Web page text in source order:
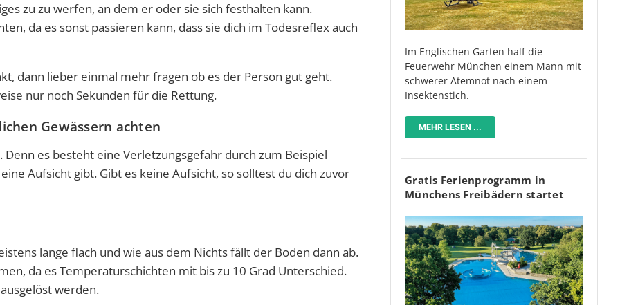
zu zu werfen, an dem er oder sie sich festhalten kann.
da es sonst passieren kann, dass sie dich im Todesreflex auch
dann lieber einmal mehr fragen ob es der Person gut geht.
nur noch Sekunden für die Rettung.
Gewässern achten
es besteht eine Verletzungsgefahr durch zum Beispiel
Aufsicht gibt. Gibt es keine Aufsicht, so solltest du dich zuvor
lange flach und wie aus dem Nichts fällt der Boden dann ab.
da es Temperaturschichten mit bis zu 10 Grad Unterschied.
werden.
Im Englischen Garten half die
Feuerwehr München einem Mann mit
schwerer Atemnot nach einem
Insektenstich.
MEHR LESEN ...
Gratis Ferienprogramm in
Münchens Freibädern startet